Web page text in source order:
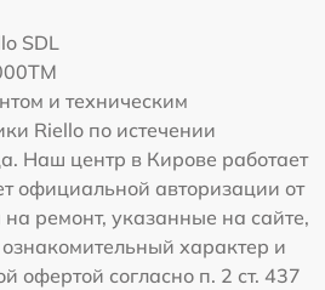
SDL
и техническим
Riello по истечении
Наш центр в Кирове работает
официальной авторизации от
ремонт, указанные на сайте,
характер и
офертой согласно п. 2 ст. 437